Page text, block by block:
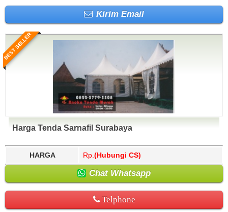
Kirim Email
BEST SELLER
Harga Tenda Sarnafil Surabaya
HARGA Rp. (Hubungi CS)
Chat Whatsapp
Telphone